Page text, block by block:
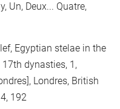
Un, Deux... Quatre,
Egyptian stelae in the
dynasties, 1,
Londres, British
192